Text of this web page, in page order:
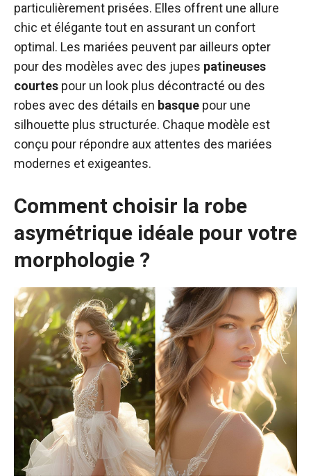
particulièrement prisées. Elles offrent une allure
chic et élégante tout en assurant un confort
optimal. Les mariées peuvent par ailleurs opter
pour des modèles avec des jupes patineuses
courtes pour un look plus décontracté ou des
robes avec des détails en basque pour une
silhouette plus structurée. Chaque modèle est
conçu pour répondre aux attentes des mariées
modernes et exigeantes.
Comment choisir la robe
asymétrique idéale pour votre
morphologie ?